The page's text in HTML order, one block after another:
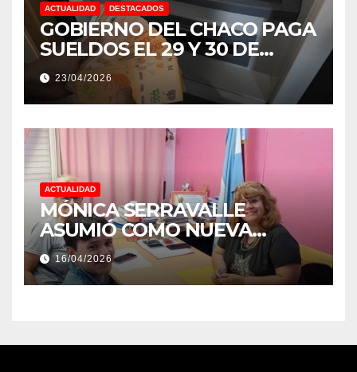
ACTUALIDAD DESTACADOS
GOBIERNO DEL CHACO PAGA
SUELDOS EL 29 Y 30 DE
ABRIL, CON EL 2% DE
AUMENTO
23/04/2026
ACTUALIDAD
MÓNICA SERRAVALLE
ASUMIÓ COMO NUEVA
DIRECTORA DEL E.E.S. N° 82
«RENÉ FAVALORO» DE
BASAIL.
16/04/2026